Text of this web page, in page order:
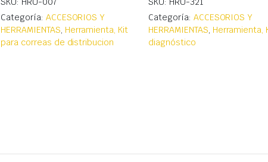
Categoría: ACCESORIOS Y
HERRAMIENTAS, Herramienta, Kit
para correas de distribucion
Categoría: ACCESORIOS Y
HERRAMIENTAS, Herramienta,
diagnóstico